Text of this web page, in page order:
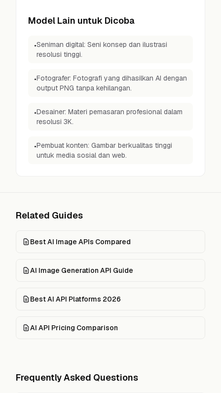
Model Lain untuk Dicoba
•Seniman digital: Seni konsep dan ilustrasi
resolusi tinggi.
•Fotografer: Fotografi yang dihasilkan AI dengan
output PNG tanpa kehilangan.
•Desainer: Materi pemasaran profesional dalam
resolusi 3K.
•Pembuat konten: Gambar berkualitas tinggi
untuk media sosial dan web.
Related Guides
Best AI Image APIs Compared
AI Image Generation API Guide
Best AI API Platforms 2026
AI API Pricing Comparison
Frequently Asked Questions